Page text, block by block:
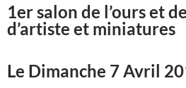
1er salon de l’ours et
d’artiste et miniatures
Le Dimanche 7 Avril